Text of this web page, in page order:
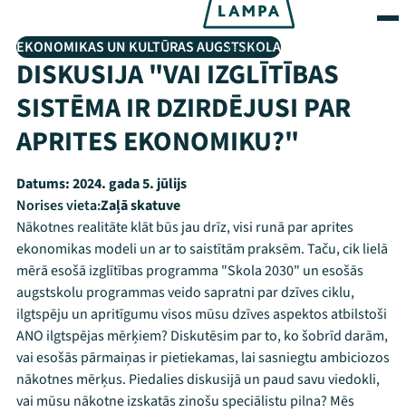
EKONOMIKAS UN KULTŪRAS AUGSTSKOLA
DISKUSIJA "VAI IZGLĪTĪBAS
SISTĒMA IR DZIRDĒJUSI PAR
APRITES EKONOMIKU?"
Datums:2024. gada 5. jūlijs
Norises vieta:Zaļā skatuve
Nākotnes realitāte klāt būs jau drīz, visi runā par aprites
ekonomikas modeli un ar to saistītām praksēm. Taču, cik lielā
mērā esošā izglītības programma "Skola 2030" un esošās
augstskolu programmas veido sapratni par dzīves ciklu,
ilgtspēju un apritīgumu visos mūsu dzīves aspektos atbilstoši
ANO ilgtspējas mērķiem? Diskutēsim par to, ko šobrīd darām,
vai esošās pārmaiņas ir pietiekamas, lai sasniegtu ambiciozos
nākotnes mērķus. Piedalies diskusijā un paud savu viedokli,
vai mūsu nākotne izskatās zinošu speciālistu pilna? Mēs